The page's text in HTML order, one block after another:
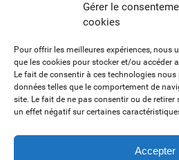
Gérer le
cookies
Pour offrir les meilleures expériences, nous
que les cookies pour stocker et/ou accéder
Le fait de consentir à ces technologies
données telles que le comportement de
site. Le fait de ne pas consentir ou de
un effet négatif sur certaines
Accepter
1, 2, 3...
Découvrez nos kits